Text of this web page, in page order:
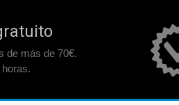
de más de 70€.